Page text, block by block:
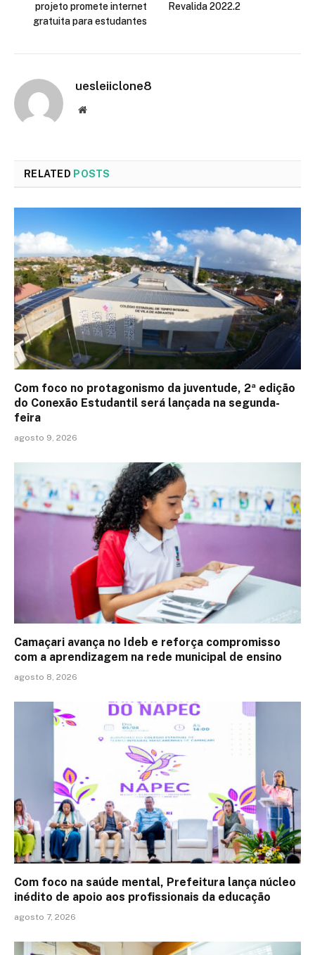
projeto promete internet
gratuita para estudantes
Revalida 2022.2
uesleiiclone8
Website
RELATED POSTS
Com foco no protagonismo da juventude, 2ª edição
do Conexão Estudantil será lançada na segunda-
feira
agosto 9, 2026
Camaçari avança no Ideb e reforça compromisso
com a aprendizagem na rede municipal de ensino
agosto 8, 2026
Com foco na saúde mental, Prefeitura lança núcleo
inédito de apoio aos profissionais da educação
agosto 7, 2026